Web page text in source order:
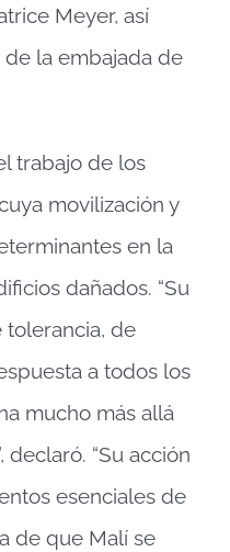
Meyer, así
la embajada de
trabajo de los
movilización y
en la
dañados. “Su
tolerancia, de
a todos los
mucho más allá
declaró. “Su acción
esenciales de
de que Malí se